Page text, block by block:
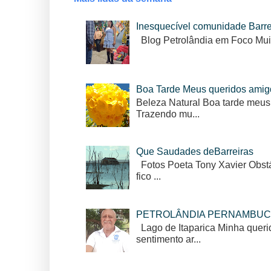
Inesquecível comunidade
Blog Petrolândia em Foco
Boa Tarde Meus queridos
Beleza Natural Boa tarde
Trazendo mu...
Que Saudades deBarreiras
Fotos Poeta Tony Xavier
fico ...
PETROLÂNDIA
Lago de Itaparica Minha
sentimento ar...